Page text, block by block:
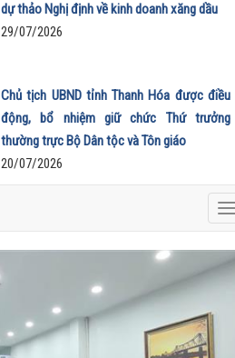
dự thảo Nghị định về kinh doanh xăng dầu
29/07/2026
Chủ tịch UBND tỉnh Thanh Hóa được điều
động, bổ nhiệm giữ chức Thứ trưởng
thường trực Bộ Dân tộc và Tôn giáo
20/07/2026